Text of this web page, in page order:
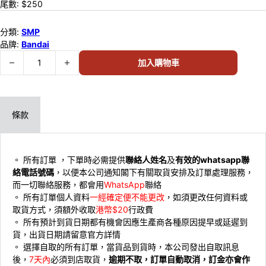
尾數: $250
分類: SMP
品牌: Bandai
預訂 (2027年3月4日截) BANDAI [魂SHOP限定] SMP 百獸合體 牙吠
加入購物車
條款
。 所有訂單 ，下單時必需提供聯絡人姓名及有效的whatsapp聯
絡電話號碼 ，以便本公司通知閣下有關取貨安排及訂單處理服務，
而一切聯絡服務，都會用WhatsApp聯絡
。 ⁠所有訂單個人資料一經確定便不能更改 ，如須更改任何資料或
取貨方式，須額外收取港幣$20行政費
。 ⁠所有預計到貨日期都有機會因應生產商各種原因提早或延遲到
貨，出貨日期請留意官方詳情
。 ⁠選擇自取的所有訂單，當貨品到貨時，本公司發出自取訊息
後， 7天內必須到店取貨， 逾期不取，訂單自動取消，訂金亦會作